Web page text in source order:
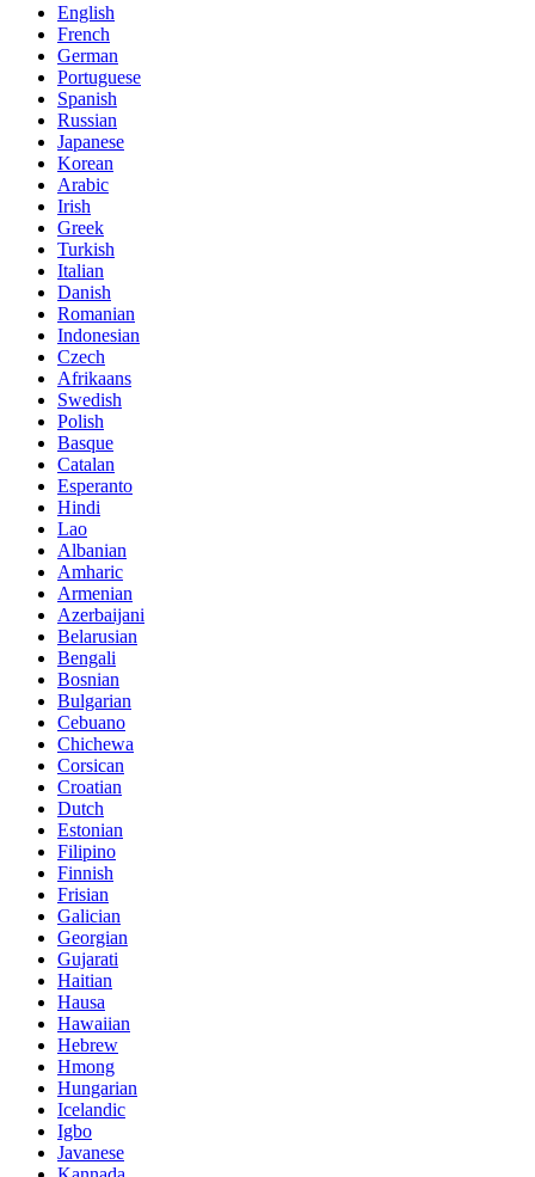
English
French
German
Portuguese
Spanish
Russian
Japanese
Korean
Arabic
Irish
Greek
Turkish
Italian
Danish
Romanian
Indonesian
Czech
Afrikaans
Swedish
Polish
Basque
Catalan
Esperanto
Hindi
Lao
Albanian
Amharic
Armenian
Azerbaijani
Belarusian
Bengali
Bosnian
Bulgarian
Cebuano
Chichewa
Corsican
Croatian
Dutch
Estonian
Filipino
Finnish
Frisian
Galician
Georgian
Gujarati
Haitian
Hausa
Hawaiian
Hebrew
Hmong
Hungarian
Icelandic
Igbo
Javanese